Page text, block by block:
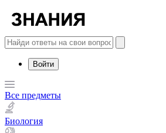
Войти
Все предметы
Биология